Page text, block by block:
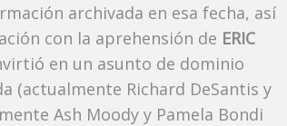
archivada en esa fecha, así
con la aprehensión de ERIC
en un asunto de dominio
(actualmente Richard DeSantis y
Ash Moody y Pamela Bondi